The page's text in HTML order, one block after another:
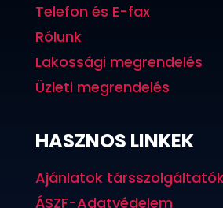
Telefon és E-fax
Rólunk
Lakossági megrendelés
Üzleti megrendelés
HASZNOS LINKEK
Ajánlatok
ÁSZF-Adatvédelem